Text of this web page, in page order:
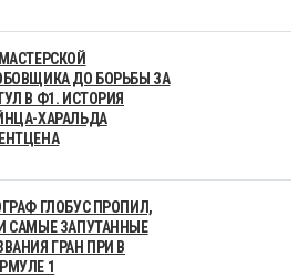
ДО БОРЬБЫ ЗА
В Ф1. ИСТОРИЯ
ХАРАЛЬДА
ГЛОБУС ПРОПИЛ,
САМЫЕ ЗАПУТАННЫЕ
ГРАН ПРИ В
1